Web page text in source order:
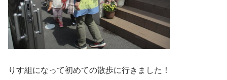
りす組になって初めての散歩に行きました！